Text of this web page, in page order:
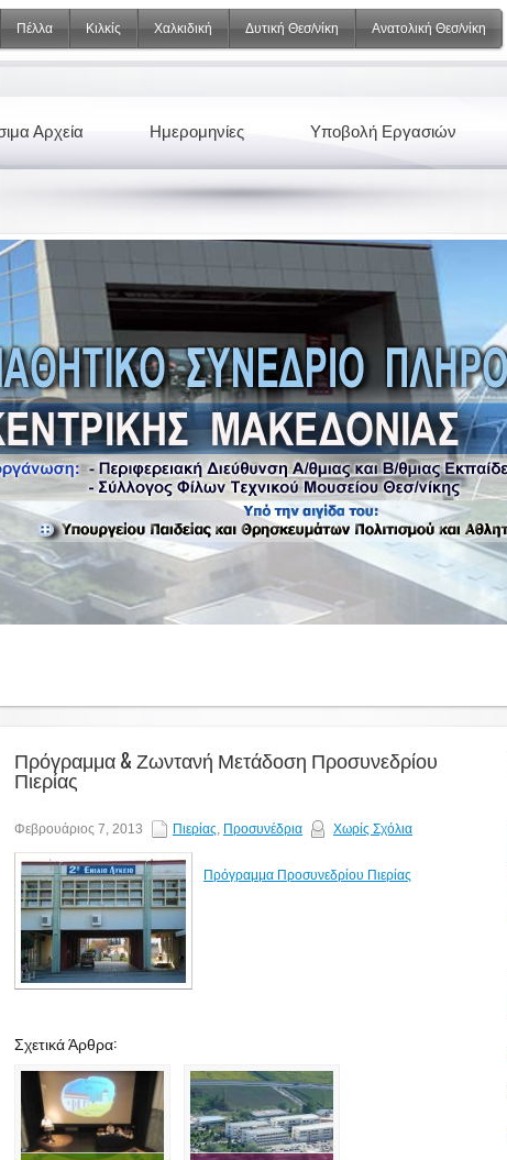
Πέλλα Κιλκίς Χαλκιδική Δυτική Θεσ/νίκη Ανατολική Θεσ/νίκη
Αρχεία Ημερομηνίες Υποβολή Εργασιών
Πρόγραμμα & Ζωντανή Μετάδοση Προσυνεδρίου
Πιερίας
Φεβρουάριος 7, 2013 Πιερίας, Προσυνέδρια Χωρίς Σχόλια
Πρόγραμμα Προσυνεδρίου Πιερίας
Σχετικά Άρθρα: